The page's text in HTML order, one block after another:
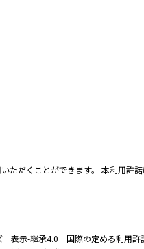
ただくことができます。 本利用許
表示-継承4.0 国際の定める利用許